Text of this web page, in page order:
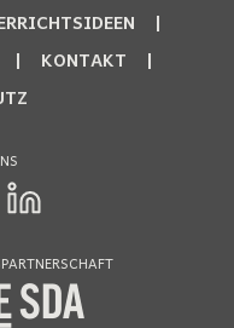
KONTAKT